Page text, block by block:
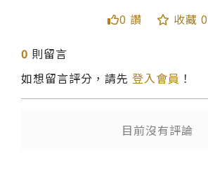
0 讚 收藏 0
0 則留言
如想留言評分，請先 登入會員 ！
目前沒有評論